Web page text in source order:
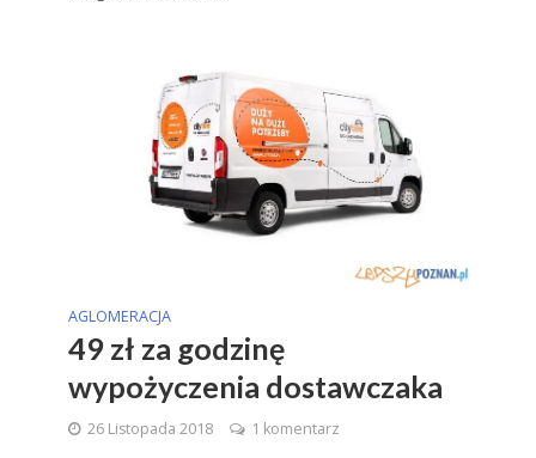
AGLOMERACJA
49 zł za godzinę
wypożyczenia dostawczaka
26 Listopada 2018 1 komentarz